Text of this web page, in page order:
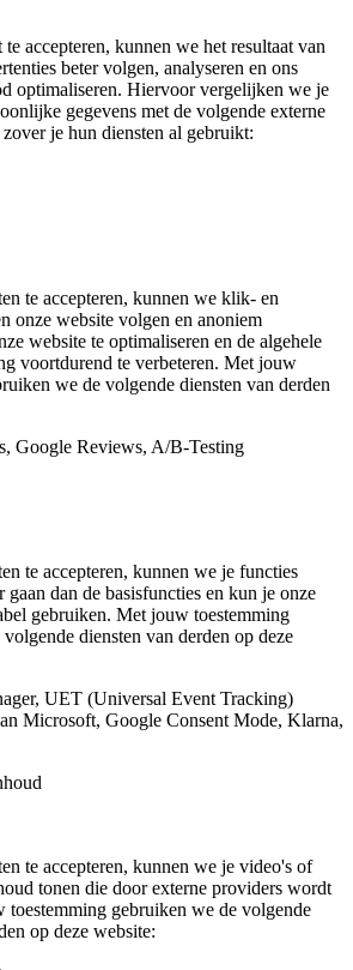
accepteren, kunnen we het resultaat van
beter volgen, analyseren en ons
optimaliseren. Hiervoor vergelijken we je
gegevens met de volgende externe
je hun diensten al gebruikt:
te accepteren, kunnen we klik- en
onze website volgen en anoniem
website te optimaliseren en de algehele
voortdurend te verbeteren. Met jouw
we de volgende diensten van derden
Google Reviews, A/B-Testing
te accepteren, kunnen we je functies
gaan dan de basisfuncties en kun je onze
gebruiken. Met jouw toestemming
diensten van derden op deze
UET (Universal Event Tracking)
Microsoft, Google Consent Mode, Klarna,
te accepteren, kunnen we je video's of
tonen die door externe providers wordt
toestemming gebruiken we de volgende
op deze website: